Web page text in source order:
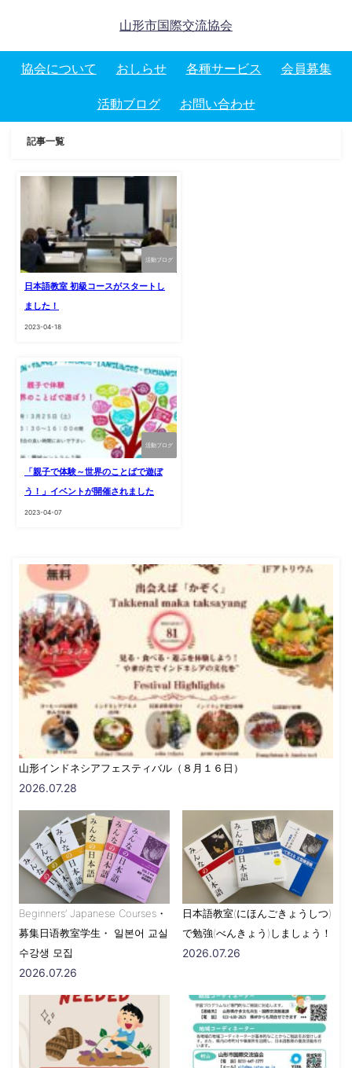
山形市国際交流協会
協会について おしらせ 各種サービス 会員募集
活動ブログ お問い合わせ
記事一覧
活動ブログ
日本語教室 初級コースがスタートし
ました！
2023-04-18
活動ブログ
「親子で体験～世界のことばで遊ぼ
う！」イベントが開催されました
2023-04-07
山形インドネシアフェスティバル（８月１６日）
2026.07.28
Beginners’ Japanese Courses・
募集日语教室学生・ 일본어 교실
수강생 모집
2026.07.26
日本語教室(にほんごきょうしつ)
で勉強(べんきょう)しましょう！
2026.07.26